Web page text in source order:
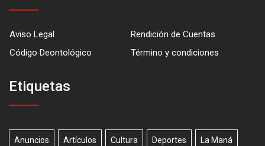
Aviso Legal
Rendición de Cuentas
Código Deontológico
Término y condiciones
Etiquetas
Anuncios Artículos Cultura Deportes La Maná